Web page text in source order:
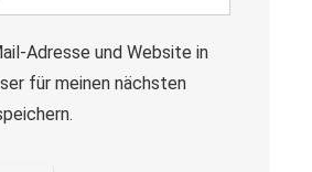
Adresse und Website in
für meinen nächsten